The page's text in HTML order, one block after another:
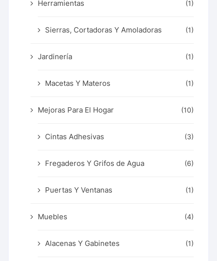
Herramientas (1)
Sierras, Cortadoras Y Amoladoras (1)
Jardinería (1)
Macetas Y Materos (1)
Mejoras Para El Hogar (10)
Cintas Adhesivas (3)
Fregaderos Y Grifos de Agua (6)
Puertas Y Ventanas (1)
Muebles (4)
Alacenas Y Gabinetes (1)